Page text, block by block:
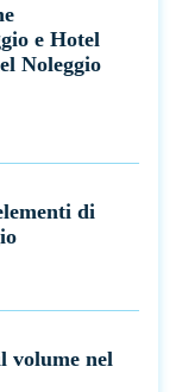
e Hotel
Noleggio
di
volume nel